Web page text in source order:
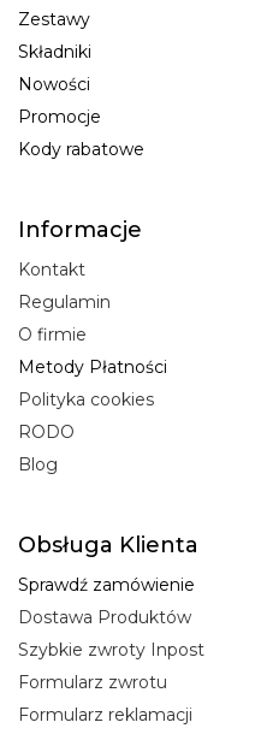
Zestawy
Składniki
Nowości
Promocje
Kody rabatowe
Informacje
Kontakt
Regulamin
O firmie
Metody Płatności
Polityka cookies
RODO
Blog
Obsługa Klienta
Sprawdź zamówienie
Dostawa Produktów
Szybkie zwroty Inpost
Formularz zwrotu
Formularz reklamacji